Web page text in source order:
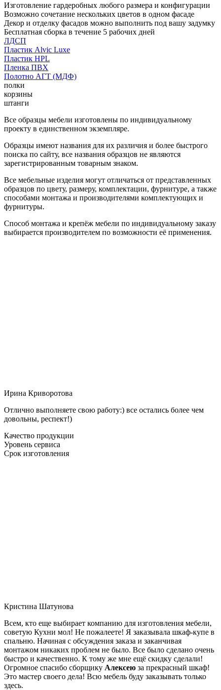
Изготовление гардеробных любого размера и конфигурации
Возможно сочетание нескольких цветов в одном фасаде
Декор и отделку фасадов можно выполнить под вашу задумку
Бесплатная сборка в течение 5 рабочих дней
ЛДСП
Пластик Alvic Luxe
Пластик HPL
Пленка ПВХ
Полотно АГТ (МДФ)
полки
корзины
штанги
Все образцы мебели изготовлены по индивидуальному
проекту в единственном экземпляре.
Образцы имеют названия для их различия и более быстрого
поиска по сайту, все названия образцов не являются
зарегистрированным товарным знаком.
Все мебельные изделия могут отличаться от представленных
образцов по цвету, размеру, комплектации, фурнитуре, а также
способами монтажа и производителями комплектующих и
фурнитуры.
Способ монтажа и крепёж мебели по индивидуальному заказу
выбирается производителем по возможности её применения.
Ирина Криворотова
Отлично выполняете свою работу:) все остались более чем
довольны, респект!)
Качество продукции
Уровень сервиса
Срок изготовления
Кристина Шатунова
Всем, кто еще выбирает компанию для изготовления мебели,
советую Кухни мол! Не пожалеете! Я заказывала шкаф-купе в
спальню. Начиная с обсуждения заказа и заканчивая
монтажом никаких проблем не было. Все было сделано очень
быстро и качественно. К тому же мне ещё скидку сделали!
Огромное спасибо сборщику Алексею за прекрасный шкаф!
Это мастер своего дела! Всю мебель буду заказывать только
здесь.